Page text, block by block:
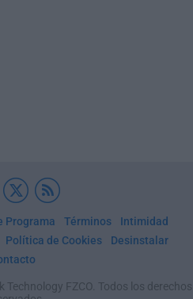
Programa Términos
Intimidad
Política de Cookies
Desinstalar
FZCO. Todos los derechos